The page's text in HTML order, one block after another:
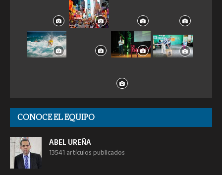
CONOCE EL EQUIPO
ABEL UREÑA
13541 artículos publicados